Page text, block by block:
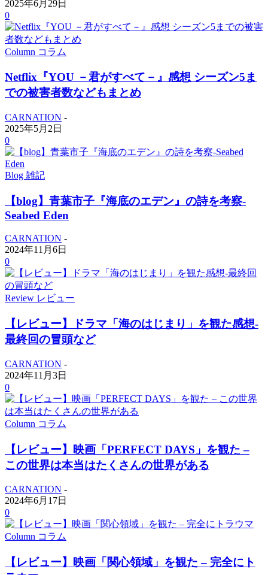
2025年6月29日
0
Column コラム
Netflix『YOU －君がすべて－』感想 シーズン5ま
での被害者数などもまとめ
CARNATION -
2025年5月2日
0
Blog 雑記
【blog】青葉市子『海底のエデン』の詩を考察-
Seabed Eden
CARNATION -
2024年11月6日
0
Review レビュー
【レビュー】ドラマ「海のはじまり」を観た感想-
最終回の冒頭など
CARNATION -
2024年11月3日
0
Column コラム
【レビュー】映画「PERFECT DAYS」を観た –
この世界は本当はたくさんの世界がある
CARNATION -
2024年6月17日
0
Column コラム
【レビュー】映画「関心領域」を観た – 完全にト